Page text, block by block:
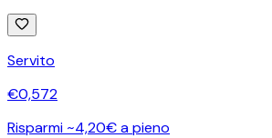
Servito
€0,572
Risparmi ~4,20€ a pieno